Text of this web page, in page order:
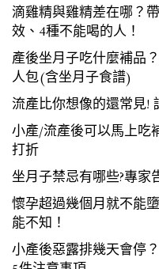
滴雞精與雞精差在哪？
效、4種不能喝的人！
產後坐月子吃什麼補品
人包(含坐月子食譜)
流產比你想像的還常見!
小產/流產後可以馬上吃
打折
坐月子禁忌有哪些?專
懷孕超過幾個月就不能
能不知！
小產後惡露排幾天會停